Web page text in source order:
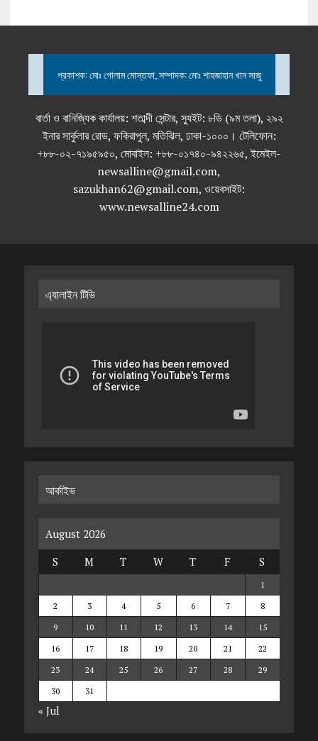
প্রকাশক: মোঃ গোলাম মোস্তফা, সম্পাদক: মোঃ শাহজাহান খান সাজু
বার্তা ও বানিজ্যিক কার্যালয়: শতাব্দী সেন্টার, স্যুইট: ৮ডি (৯ম তলা), ২৯২
ইনার সার্কুলার রোড, ফকিরাপুল, মতিঝিল, ঢাকা-১০০০। টেলিফোন:
+৮৮-০২-৭১৯৫৯৫০, মোবাইল: +৮৮-০১৭৪০-৯৪২২৬৫, ইমেইল-
newsalline@gmail.com,
sazukhan62@gmail.com, ওয়েবসাইট:
www.newsalline24.com
এ্যালাইন টিভি
আর্কাইভ
August 2026
S
M T W T F S
1
2
3 4 5 6 7
8
9
10 11 12 13 14
15
16
17 18 19 20 21
22
23
24 25 26 27 28
29
30
31
« Jul